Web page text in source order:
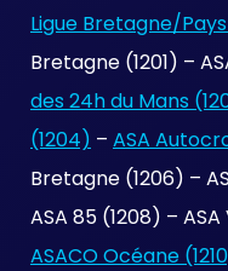
Ligue Bretagne/
Bretagne (1201) –
des 24h du Mans
(1204) – ASA
Bretagne (1206) –
ASA 85 (1208) –
ASACO Océane